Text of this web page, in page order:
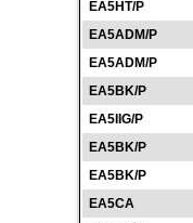
EA5HT/P
EA5ADM/P
EA5ADM/P
EA5BK/P
EA5IIG/P
EA5BK/P
EA5BK/P
EA5CA